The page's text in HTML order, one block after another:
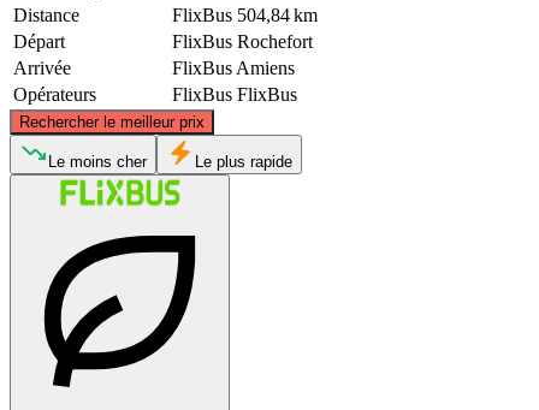
Distance
FlixBus 504,84 km
Départ
FlixBus Rochefort
Arrivée
FlixBus Amiens
Opérateurs
FlixBus FlixBus
Rechercher le meilleur prix
©CARTO
Le moins cher Le plus rapide